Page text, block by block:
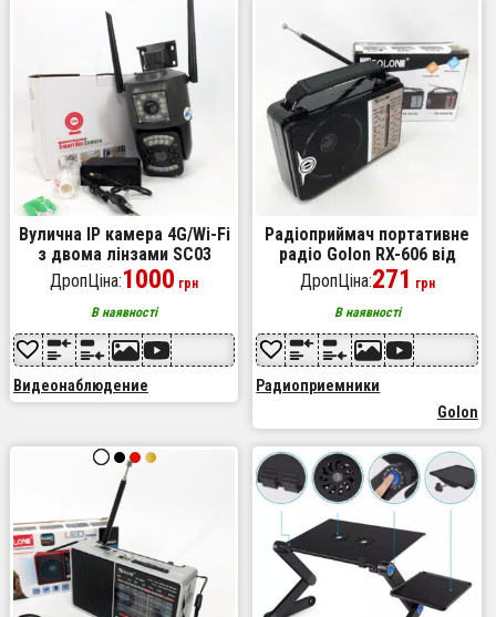
Вулична IP камера 4G/Wi-Fi
з двома лінзами SC03
V380pro 4 Mп, Відеокамера
з цифровим зумом та
мікрофоном
ДропЦіна:1000 грн
В наявності
Видеонаблюдение
Радіоприймач портативне
радіо Golon RX-606 від
мережі та на батарейках
приймач ретро колонка fm
акустична
ДропЦіна:271 грн
В наявності
Радиоприемники
Golon